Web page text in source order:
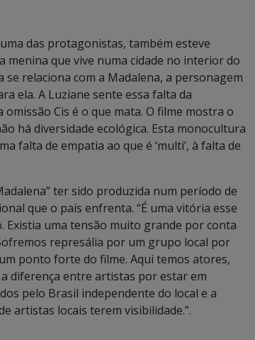
das protagonistas, também esteve
menina que vive numa cidade no interior do
relaciona com a Madalena, a personagem
ela. A Luziane sente essa falta da
Cis é o que mata. O filme mostra o
há diversidade ecológica. Esta monocultura
falta de empatia ao que é ‘multi’, à falta de
ter sido produzida num período de
que o país enfrenta. “É uma vitória esse
uma tensão muito grande por conta
represália por um grupo local por
ponto forte do filme. Aqui temos atores,
diferença entre artistas por estar em
pelo Brasil independente do local e a
artistas locais terem visibilidade.”.